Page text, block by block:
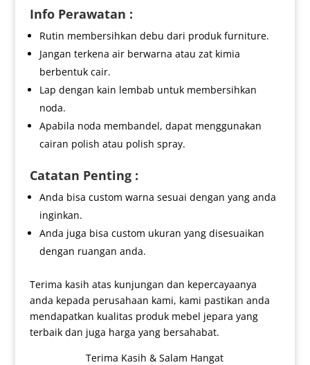
Info Perawatan :
Rutin membersihkan debu dari produk furniture.
Jangan terkena air berwarna atau zat kimia
berbentuk cair.
Lap dengan kain lembab untuk membersihkan
noda.
Apabila noda membandel, dapat menggunakan
cairan polish atau polish spray.
Catatan Penting :
Anda bisa custom warna sesuai dengan yang anda
inginkan.
Anda juga bisa custom ukuran yang disesuaikan
dengan ruangan anda.
Terima kasih atas kunjungan dan kepercayaanya
anda kepada perusahaan kami, kami pastikan anda
mendapatkan kualitas produk mebel jepara yang
terbaik dan juga harga yang bersahabat.
Terima Kasih & Salam Hangat